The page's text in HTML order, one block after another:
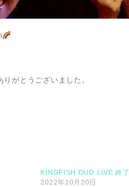
がとうございました。
KINGFISH DUO LIVE 終了
2022年10月20日